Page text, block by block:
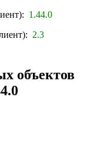
1.44.0
2.3
объектов